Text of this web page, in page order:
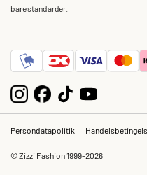
bare standarder.
Persondatapolitik
© Zizzi Fashion 1999-2026